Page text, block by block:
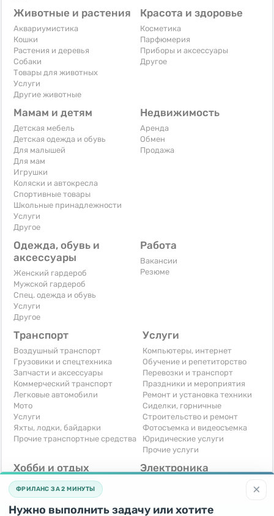
Животные и растения
Аквариумистика
Кошки
Растения и деревья
Собаки
Товары для животных
Услуги
Другие животные
Красота и здоровье
Косметика
Парфюмерия
Приборы и аксессуары
Другое
Мамам и детям
Детская мебель
Детская одежда и обувь
Для малышей
Для мам
Игрушки
Коляски и автокресла
Спортивные товары
Школьные принадлежности
Услуги
Другое
Недвижимость
Аренда
Обмен
Продажа
Одежда, обувь и
аксессуары
Женский гардероб
Мужской гардероб
Спец. одежда и обувь
Услуги
Другое
Работа
Вакансии
Резюме
Транспорт
Воздушный транспорт
Грузовики и спецтехника
Запчасти и аксессуары
Коммерческий транспорт
Легковые автомобили
Мото
Услуги
Яхты, лодки, байдарки
Прочие транспортные средства
Услуги
Компьютеры, интернет
Обучение и репетиторство
Перевозки и транспорт
Праздники и мероприятия
Ремонт и установка техники
Сиделки, горничные
Строительство и ремонт
Фотосъемка и видеосъемка
Юридические услуги
Прочие услуги
Хобби и отдых
Книги и журналы
Музыкальные инструменты
Охота и рыбалка
Электроника
×
ФРИЛАНС ЗА 2 МИНУТЫ
Нужно выполнить задачу или хотите